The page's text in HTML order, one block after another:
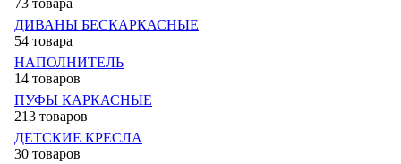
73 товара
ДИВАНЫ БЕСКАРКАСНЫЕ
54 товара
НАПОЛНИТЕЛЬ
14 товаров
ПУФЫ КАРКАСНЫЕ
213 товаров
ДЕТСКИЕ КРЕСЛА
30 товаров